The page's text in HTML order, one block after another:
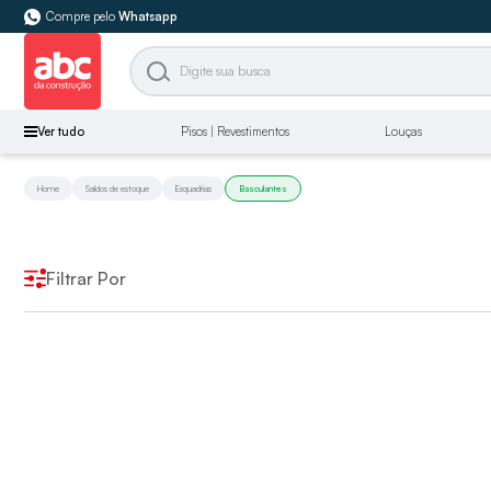
Compre pelo Whatsapp
Ver tudo Pisos | Revestimentos Louças
Home Saldos de estoque Esquadrias Basculantes
Filtrar Por